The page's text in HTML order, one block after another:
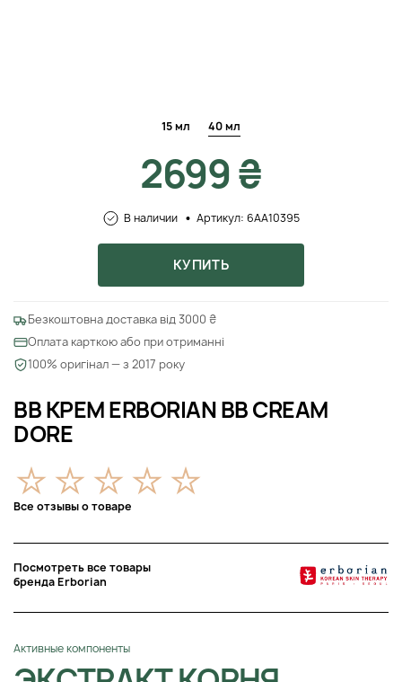
ВВ КРЕМ ERBORIAN BB CREAM
DORE
Все отзывы о товаре
Посмотреть все товары
бренда Erborian
Активные компоненты
15 мл 40 мл
2699 ₴
В наличии Артикул: 6AA10395
КУПИТЬ
Безкоштовна доставка від 3000 ₴
Оплата карткою або при отриманні
100% оригінал — з 2017 року